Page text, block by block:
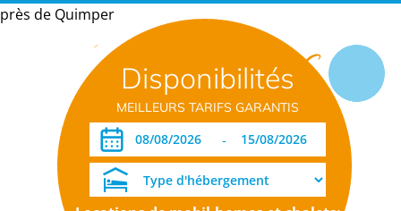
Disponibilités
MEILLEURS TARIFS GARANTIS
-
près de Quimper
Informations
pratiques